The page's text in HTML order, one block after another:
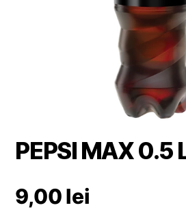
PEPSI MAX 0.5
9,00lei